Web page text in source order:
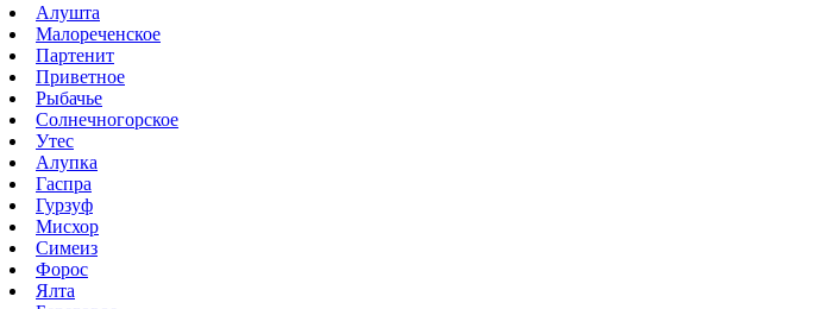
Алушта
Малореченское
Партенит
Приветное
Рыбачье
Солнечногорское
Утес
Алупка
Гаспра
Гурзуф
Мисхор
Симеиз
Форос
Ялта